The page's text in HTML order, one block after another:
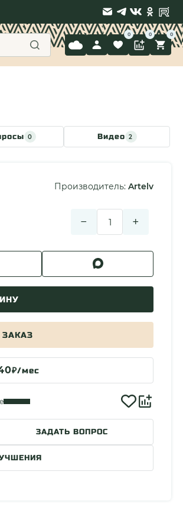
0 Видео 2
Производитель: Artelv
− +
₽/мес
ЗАДАТЬ ВОПРОС